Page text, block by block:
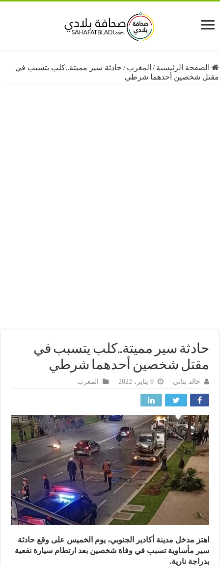
الرئيسية /المغرب/حادثة سير مميتة..كلب يتسبب في
شخصين أحدهما شرطي
سير مميتة..كلب يتسبب في
شخصين أحدهما شرطي
خالد بناني المغرب
مدخل مدينة أكادير الجنوبي، يوم الخميس على وقع حادثة
مأساوية تسبب في وفاة شخصين بعد ارتطام سيارة نفعية
نارية.